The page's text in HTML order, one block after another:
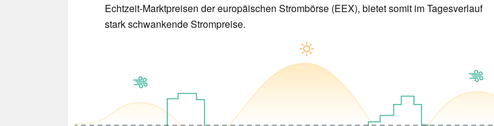
Echtzeit-Marktpreisen der europäischen Strombörse (EEX), bietet somit im Tagesverlauf
stark schwankende Strompreise.